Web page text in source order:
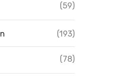
(59)
(193)
(78)